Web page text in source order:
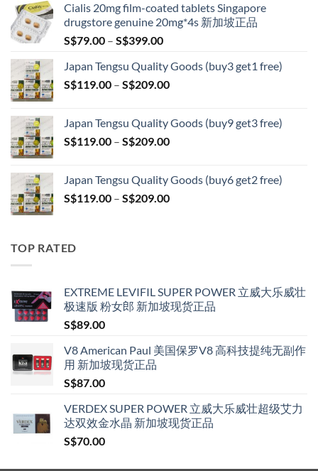
Cialis 20mg film-coated tablets Singapore
drugstore genuine 20mg*4s 新加坡正品
S$79.00 – S$399.00Price
S$79.00
through
Japan Tengsu Quality Goods (buy3 get1 free)
S$119.00 – S$209.00Price
through
S$209.00
Japan Tengsu Quality Goods (buy9 get3 free)
S$119.00 – S$209.00Price
through
S$209.00
Japan Tengsu Quality Goods (buy6 get2 free)
S$119.00 – S$209.00Price
TOP RATED
EXTREME LEVIFIL SUPER POWER 立威大乐威壮
极速版 粉女郎 新加坡现货正品
S$89.00
V8 American Paul 美国保罗V8 高科技提纯无副作
用 新加坡现货正品
S$87.00
VERDEX SUPER POWER 立威大乐威壮超级艾力
达双效金水晶 新加坡现货正品
S$70.00